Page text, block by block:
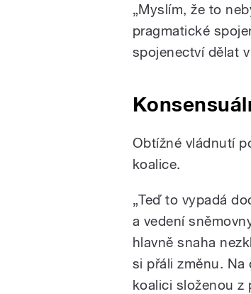
„Myslím, že to
pragmatické
spojenectví dělat
Obtížné vládnutí
koalice.
„Teď to vypadá
a vedení
hlavně snaha
si přáli změnu.
koalici složenou z